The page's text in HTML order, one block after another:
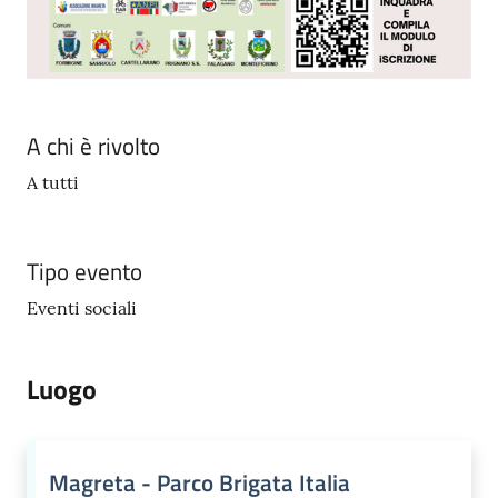
A chi è rivolto
A tutti
Tipo evento
Eventi sociali
Luogo
Magreta - Parco Brigata Italia